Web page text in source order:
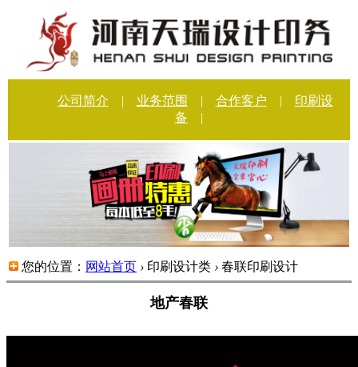
公司简介 | 业务范围 | 合作客户 |
印刷设
备
|
您的位置： 网站首页 › 印刷设计类 › 春联印刷设计
地产春联